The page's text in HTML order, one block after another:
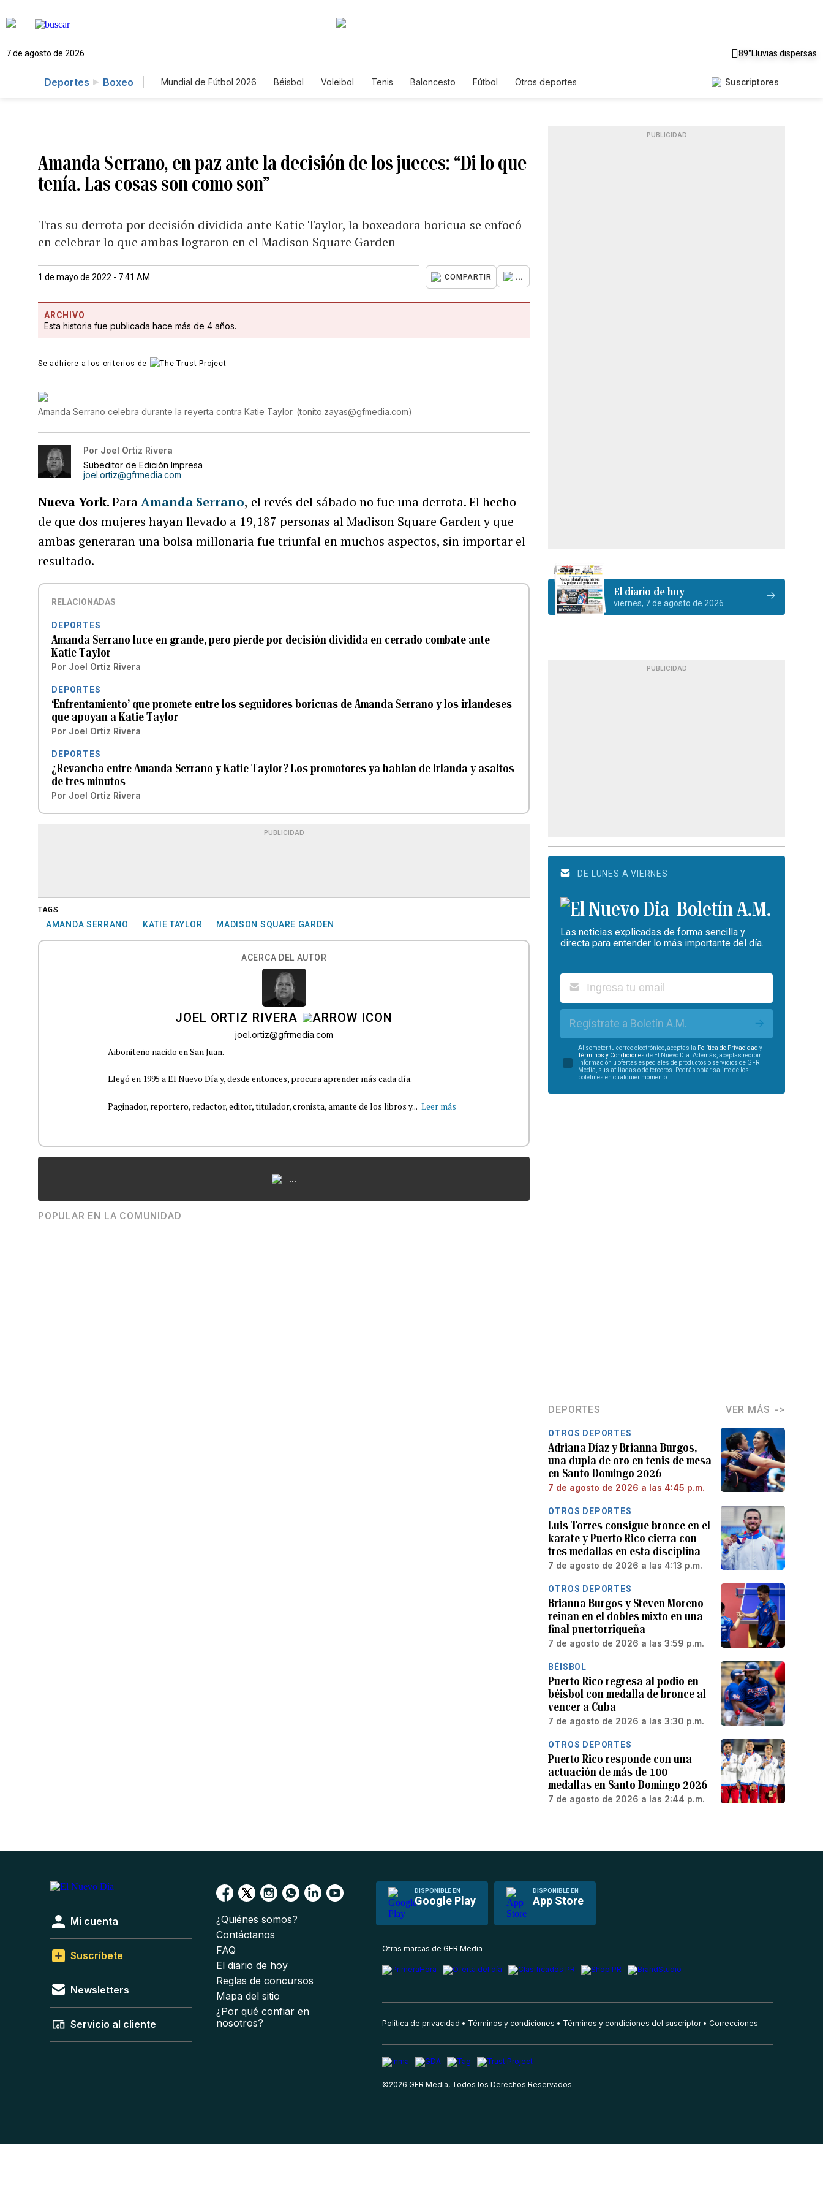
7 de agosto de 2026 89°Lluvias dispersas
Deportes Boxeo Mundial de Fútbol 2026 Béisbol Voleibol Tenis Baloncesto Fútbol Otros deportes Suscriptores
Amanda Serrano, en paz ante la decisión de los jueces: “Di lo que
tenía. Las cosas son como son”
Tras su derrota por decisión dividida ante Katie Taylor, la boxeadora boricua se enfocó
en celebrar lo que ambas lograron en el Madison Square Garden
1 de mayo de 2022 - 7:41 AM COMPARTIR ...
ARCHIVO
Esta historia fue publicada hace más de 4 años.
Se adhiere a los criterios de
Amanda Serrano celebra durante la reyerta contra Katie Taylor. (tonito.zayas@gfmedia.com)
Por Joel Ortiz Rivera
Subeditor de Edición Impresa
joel.ortiz@gfrmedia.com
Nueva York.ParaAmanda Serrano, el revés del sábado no fue una derrota. El hecho
de que dos mujeres hayan llevado a 19,187 personas al Madison Square Garden y que
ambas generaran una bolsa millonaria fue triunfal en muchos aspectos, sin importar el
resultado.
RELACIONADAS
DEPORTES
Amanda Serrano luce en grande, pero pierde por decisión dividida en cerrado combate ante
Katie Taylor
Por Joel Ortiz Rivera
DEPORTES
‘Enfrentamiento’ que promete entre los seguidores boricuas de Amanda Serrano y los irlandeses
que apoyan a Katie Taylor
Por Joel Ortiz Rivera
DEPORTES
¿Revancha entre Amanda Serrano y Katie Taylor? Los promotores ya hablan de Irlanda y asaltos
de tres minutos
Por Joel Ortiz Rivera
PUBLICIDAD
TAGS
AMANDA SERRANO KATIE TAYLOR MADISON SQUARE GARDEN
ACERCA DEL AUTOR
JOEL ORTIZ RIVERA
joel.ortiz@gfrmedia.com
Aiboniteño nacido en San Juan.
Llegó en 1995 a El Nuevo Día y, desde entonces, procura aprender más cada día.
Paginador, reportero, redactor, editor, titulador, cronista, amante de los libros y... Leer más
...
POPULAR EN LA COMUNIDAD
PUBLICIDAD
El diario de hoy
viernes, 7 de agosto de 2026
PUBLICIDAD
DE LUNES A VIERNES
Boletín A.M.
Las noticias explicadas de forma sencilla y
directa para entender lo más importante del día.
Regístrate a Boletín A.M.
Al someter tu correo electrónico, aceptas la Política de Privacidad y
Términos y Condiciones de El Nuevo Día. Además, aceptas recibir
información u ofertas especiales de productos o servicios de GFR
Media, sus afiliadas o de terceros. Podrás optar salirte de los
boletines en cualquier momento.
DEPORTES VER MÁS
OTROS DEPORTES
Adriana Díaz y Brianna Burgos,
una dupla de oro en tenis de mesa
en Santo Domingo 2026
7 de agosto de 2026 a las 4:45 p.m.
OTROS DEPORTES
Luis Torres consigue bronce en el
karate y Puerto Rico cierra con
tres medallas en esta disciplina
7 de agosto de 2026 a las 4:13 p.m.
OTROS DEPORTES
Brianna Burgos y Steven Moreno
reinan en el dobles mixto en una
final puertorriqueña
7 de agosto de 2026 a las 3:59 p.m.
BÉISBOL
Puerto Rico regresa al podio en
béisbol con medalla de bronce al
vencer a Cuba
7 de agosto de 2026 a las 3:30 p.m.
OTROS DEPORTES
Puerto Rico responde con una
actuación de más de 100
medallas en Santo Domingo 2026
7 de agosto de 2026 a las 2:44 p.m.
DISPONIBLE EN
Google Play
DISPONIBLE EN
App Store
Mi cuenta
Suscríbete
Newsletters
Servicio al cliente
¿Quiénes somos?
Contáctanos
FAQ
El diario de hoy
Reglas de concursos
Mapa del sitio
¿Por qué confiar en
nosotros?
Otras marcas de GFR Media
Política de privacidad Términos y condiciones Términos y condiciones del suscriptor Correcciones
©2026 GFR Media, Todos los Derechos Reservados.